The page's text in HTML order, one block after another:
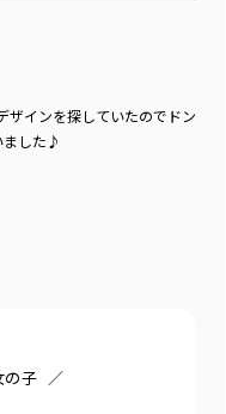
ザインを探していたのでドン
ました♪
の子